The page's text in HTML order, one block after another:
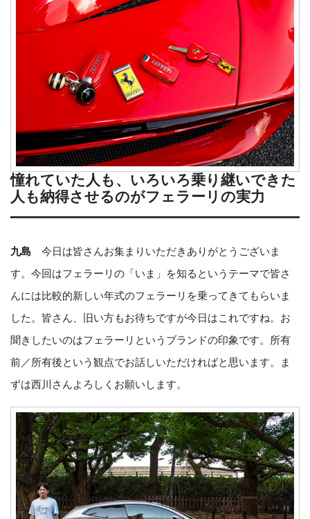
憧れていた人も、いろいろ乗り継いできた
人も納得させるのがフェラーリの実力
九島 今日は皆さんお集まりいただきありがとうございま
す。今回はフェラーリの「いま」を知るというテーマで皆さ
んには比較的新しい年式のフェラーリを乗ってきてもらいま
した。皆さん、旧い方もお待ちですが今日はこれですね。お
聞きしたいのはフェラーリというブランドの印象です。所有
前／所有後という観点でお話しいただければと思います。ま
ずは西川さんよろしくお願いします。